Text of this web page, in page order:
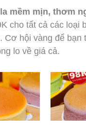
mềm mịn, thơm
cho tất cả các loại
Cơ hội vàng để
lo về giá cả.